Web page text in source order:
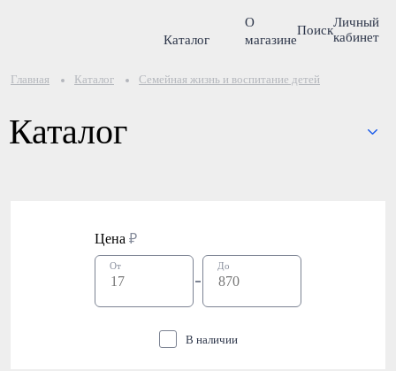
Каталог
О
магазине
Поиск
Личный
кабинет
Главная Каталог Семейная жизнь и воспитание детей
Каталог
Цена ₽
От До
В наличии